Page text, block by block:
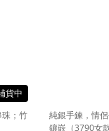
；竹
純銀手鍊，情
鑲嵌（3790女款